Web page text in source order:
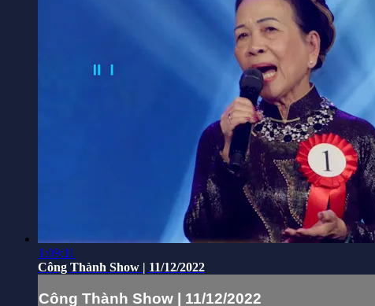
1:09:11
Công Thành Show | 11/12/2022
Công Thành Show | 11/12/2022